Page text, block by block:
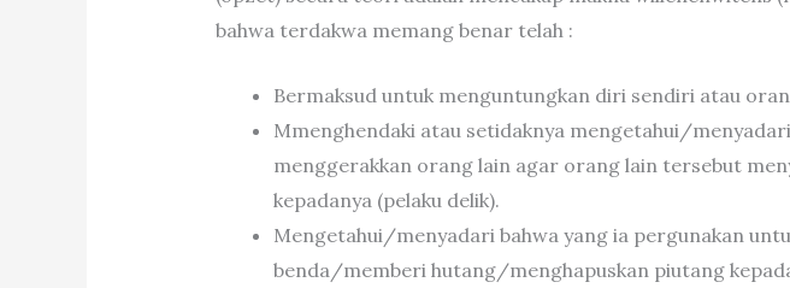
bahwa terdakwa memang benar telah :
Bermaksud untuk menguntungkan diri sendiri atau
Mmenghendaki atau setidaknya mengetahui/
menggerakkan orang lain agar orang lain tersebut
kepadanya (pelaku delik).
Mengetahui/menyadari bahwa yang ia pergunakan
benda/memberi hutang/menghapuskan piutang